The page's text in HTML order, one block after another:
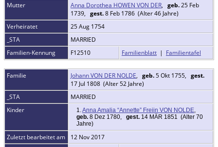
Mutter
Anna Dorothea HOWEN VON DER, geb.25 Feb
1739, gest.8 Feb 1786 (Alter 46 Jahre)
Verheiratet
25 Aug 1754
_STA
MARRIED
Familien-Kennung
F12510 Familienblatt | Familientafel
Familie Johann VON DER NOLDE, geb.5 Okt 1755, gest.
17 Jul 1808 (Alter 52 Jahre)
_STA
MARRIED
Kinder
1. Anna Amalia “Annette” Freiin VON NOLDE
geb. 8 Dez 1780, gest. 14 MÄR 1851 (Alter 70
Jahre)
Zuletzt bearbeitet am
12 Nov 2017